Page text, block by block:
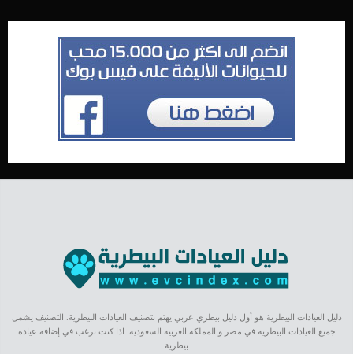
دليل العيادات البيطرية هو أول دليل بيطري عربي يهتم بتصنيف العيادات البيطرية. التصنيف يشمل
جميع العيادات البيطرية في مصر و المملكة العربية السعودية. اذا كنت ترغب في إضافة عيادة
بيطرية